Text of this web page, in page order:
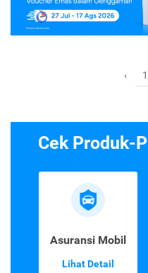
‹ 1
Cek Produk-
Asuransi Mobil
Lihat Detail